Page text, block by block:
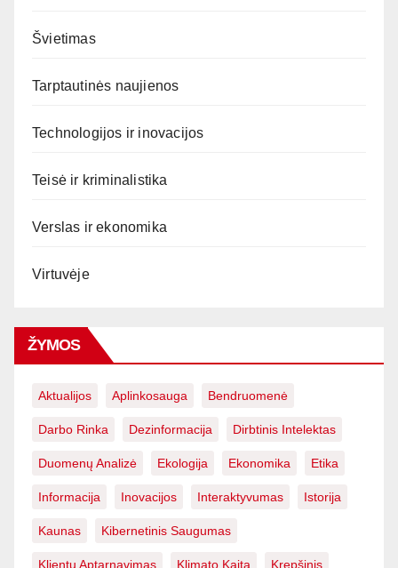
Švietimas
Tarptautinės naujienos
Technologijos ir inovacijos
Teisė ir kriminalistika
Verslas ir ekonomika
Virtuvėje
ŽYMOS
Aktualijos Aplinkosauga Bendruomenė
Darbo Rinka Dezinformacija Dirbtinis Intelektas
Duomenų Analizė Ekologija Ekonomika Etika
Informacija Inovacijos Interaktyvumas Istorija
Kaunas Kibernetinis Saugumas
Klientų Aptarnavimas Klimato Kaita Krepšinis